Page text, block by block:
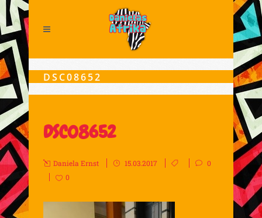
DSC08652
DSC08652
Daniela Ernst 15.03.2017
0
0